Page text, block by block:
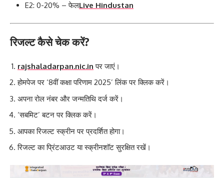
E2: 0-20% – फेलLive Hindustan
रिजल्ट कैसे चेक करें?
rajshaladarpan.nic.in पर जाएं।
होमपेज पर ‘8वीं कक्षा परिणाम 2025’ लिंक पर क्लिक करें।
अपना रोल नंबर और जन्मतिथि दर्ज करें।
‘सबमिट’ बटन पर क्लिक करें।
आपका रिजल्ट स्क्रीन पर प्रदर्शित होगा।
रिजल्ट का प्रिंटआउट या स्क्रीनशॉट सुरक्षित रखें।